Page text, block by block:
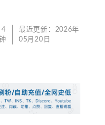
4
最近更新： 2026年
05月20日